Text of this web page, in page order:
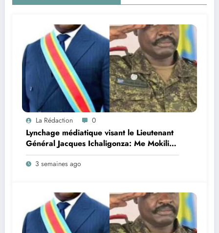
La Rédaction 0
Lynchage médiatique visant le Lieutenant
Général Jacques Ichaligonza: Me Mokili
Mungunuti David attend l’intervention
urgente du Chef de l’Etat !
3 semaines ago